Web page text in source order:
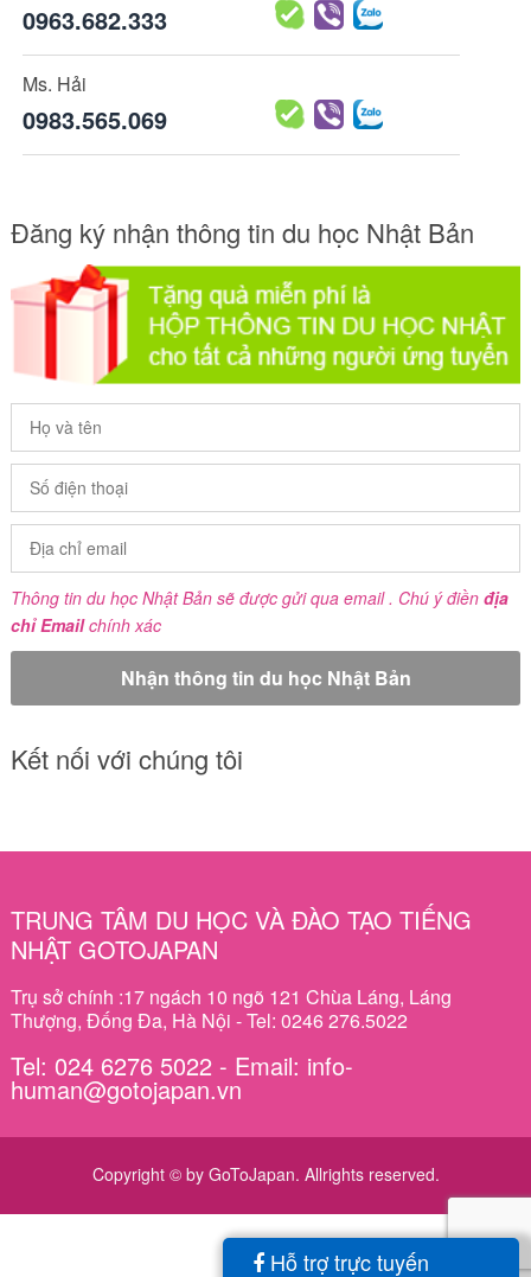
0963.682.333
Ms. Hải
0983.565.069
Đăng ký nhận thông tin du học Nhật Bản
Thông tin du học Nhật Bản sẽ được gửi qua email . Chú ý điền địa
chỉ Emailchính xác
Kết nối với chúng tôi
TRUNG TÂM DU HỌC VÀ ĐÀO TẠO TIẾNG
NHẬT GOTOJAPAN
Trụ sở chính :17 ngách 10 ngõ 121 Chùa Láng, Láng
Thượng, Đống Đa, Hà Nội - Tel: 0246 276.5022
Tel: 024 6276 5022 - Email: info-
human@gotojapan.vn
Copyright © by GoToJapan. Allrights reserved.
Hỗ trợ trực tuyến